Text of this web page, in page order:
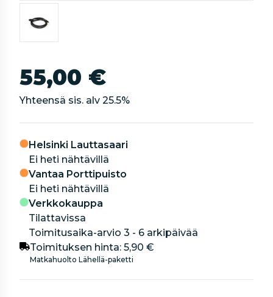
55,00 €
Yhteensä sis. alv 25.5%
Helsinki Lauttasaari
Ei heti nähtävillä
Vantaa Porttipuisto
Ei heti nähtävillä
Verkkokauppa
Tilattavissa
Toimitusaika-arvio 3 - 6 arkipäivää
Toimituksen hinta: 5,90 €
Matkahuolto Lähellä-paketti